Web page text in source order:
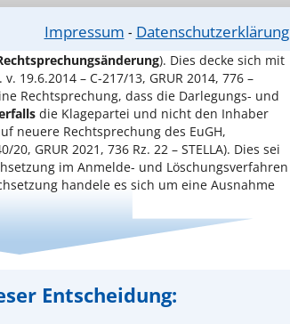
Impressum ⁃ Datenschutzerklärung
Rechtsprechung des BGH, auf die sich
Markeninhabers und nicht des
). Dies decke sich mit
v. 19.6.2014 – C-217/13, GRUR 2014, 776 –
Rechtsprechung, dass die Darlegungs- und
die Klagepartei und nicht den Inhaber
neuere Rechtsprechung des EuGH,
GRUR 2021, 736 Rz. 22 – STELLA). Dies sei
im Anmelde- und Löschungsverfahren
handele es sich um eine Ausnahme
Entscheidung: